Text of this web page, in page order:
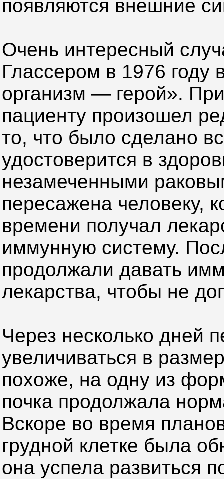
появляются внешние
Очень интересный
Глассером в 1976 году
организм — герой».
пациенту произошел
то, что было сделано
удостоверится в
незамеченными
пересажена человеку,
времени получал
иммунную систему.
продолжали давать
лекарства, чтобы не
Через несколько дней
увеличиваться в
похоже, на одну из
почка продолжала
Вскоре во время
грудной клетке была
она успела развиться